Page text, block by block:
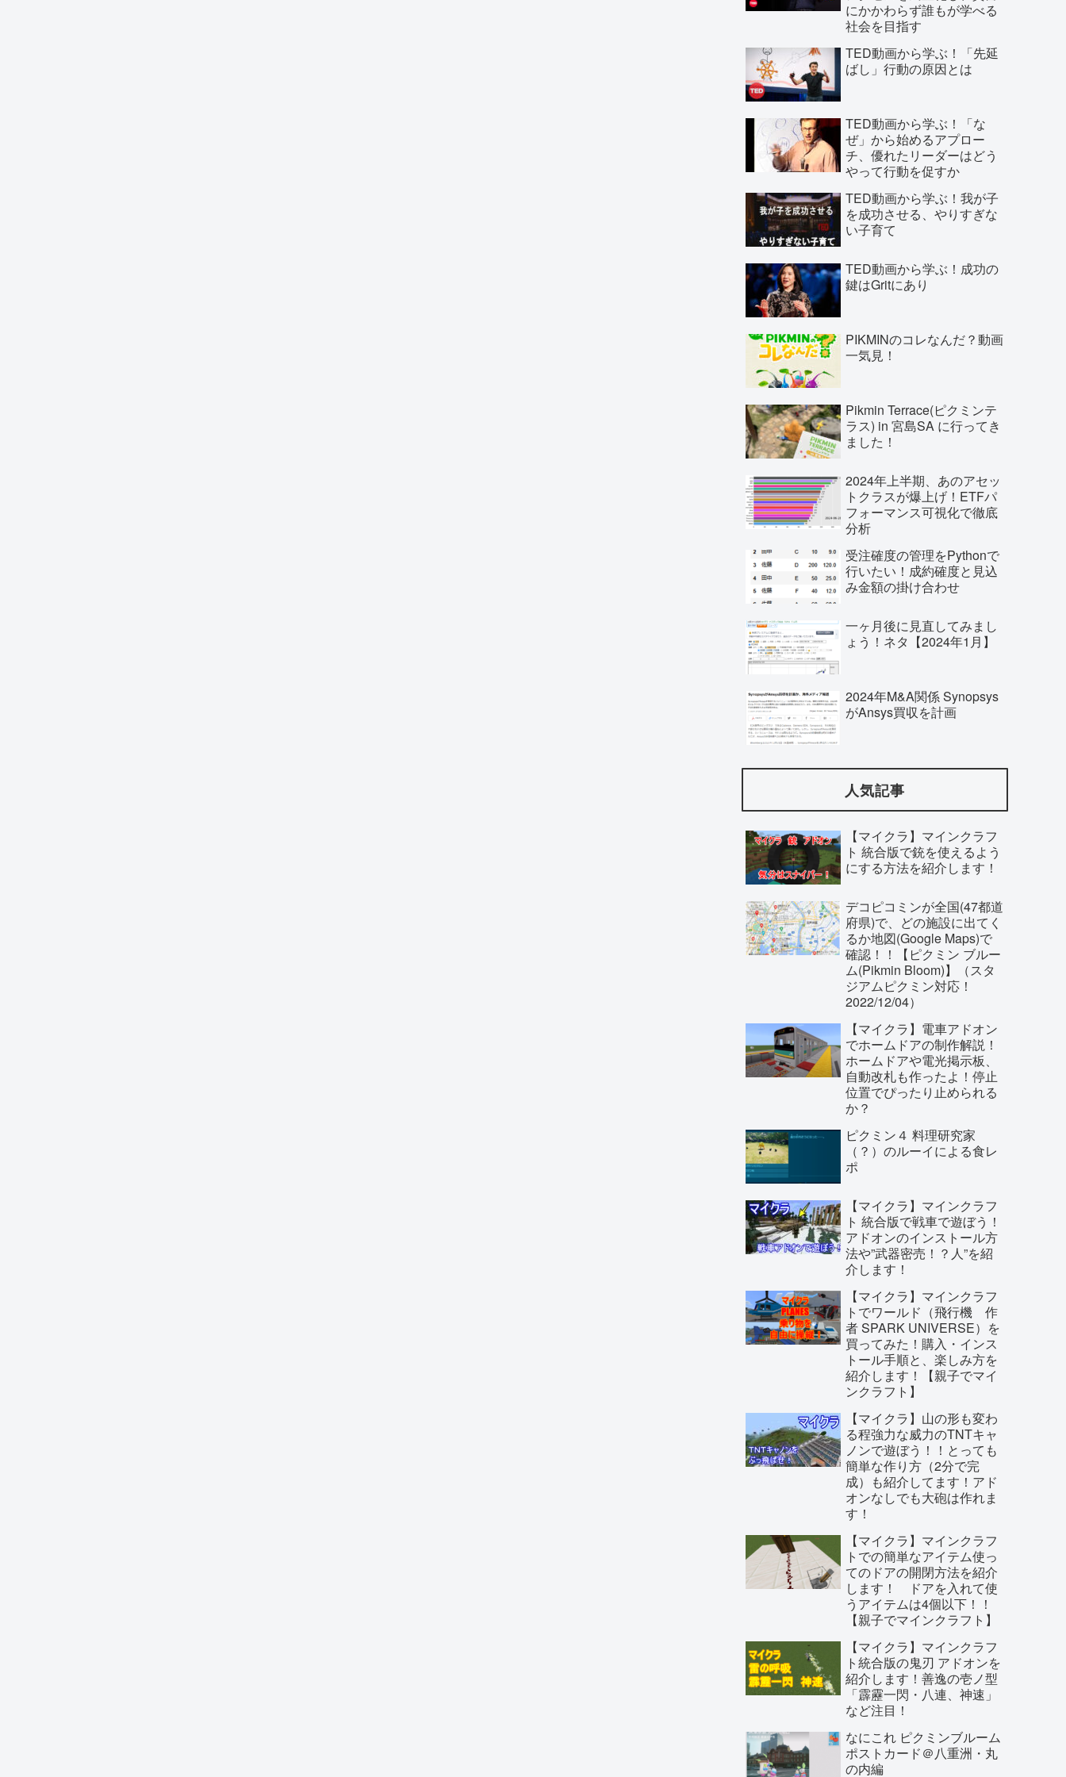
にかかわらず誰もが学べる
社会を目指す
TED動画から学ぶ！「先延
ばし」行動の原因とは
TED動画から学ぶ！「な
ぜ」から始めるアプロー
チ、優れたリーダーはどう
やって行動を促すか
TED動画から学ぶ！我が子
を成功させる、やりすぎな
い子育て
TED動画から学ぶ！成功の
鍵はGritにあり
PIKMINのコレなんだ？動画
一気見！
Pikmin Terrace(ピクミンテ
ラス) in 宮島SA に行ってき
ました！
2024年上半期、あのアセッ
トクラスが爆上げ！ETFパ
フォーマンス可視化で徹底
分析
受注確度の管理をPythonで
行いたい！成約確度と見込
み金額の掛け合わせ
一ヶ月後に見直してみまし
ょう！ネタ【2024年1月】
2024年M&A関係 Synopsys
がAnsys買収を計画
人気記事
【マイクラ】マインクラフ
ト 統合版で銃を使えるよう
にする方法を紹介します！
デコピコミンが全国(47都道
府県)で、どの施設に出てく
るか地図(Google Maps)で
確認！！【ピクミン ブルー
ム(Pikmin Bloom)】（スタ
ジアムピクミン対応！
2022/12/04）
【マイクラ】電車アドオン
でホームドアの制作解説！
ホームドアや電光掲示板、
自動改札も作ったよ！停止
位置でぴったり止められる
か？
ピクミン４ 料理研究家
（？）のルーイによる食レ
ポ
【マイクラ】マインクラフ
ト 統合版で戦車で遊ぼう！
アドオンのインストール方
法や”武器密売！？人”を紹
介します！
【マイクラ】マインクラフ
トでワールド（飛行機 作
者 SPARK UNIVERSE）を
買ってみた！購入・インス
トール手順と、楽しみ方を
紹介します！【親子でマイ
ンクラフト】
【マイクラ】山の形も変わ
る程強力な威力のTNTキャ
ノンで遊ぼう！！とっても
簡単な作り方（2分で完
成）も紹介してます！アド
オンなしでも大砲は作れま
す！
【マイクラ】マインクラフ
トでの簡単なアイテム使っ
てのドアの開閉方法を紹介
します！ ドアを入れて使
うアイテムは4個以下！！
【親子でマインクラフト】
【マイクラ】マインクラフ
ト統合版の鬼刃 アドオンを
紹介します！善逸の壱ノ型
「霹靂一閃・八連、神速」
など注目！
なにこれ ピクミンブルーム
ポストカード＠八重洲・丸
の内編